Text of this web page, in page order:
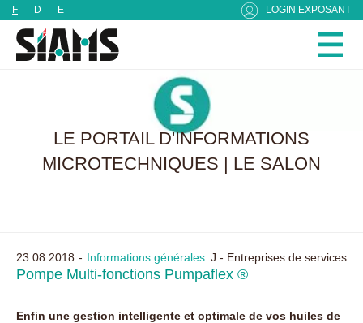
F D E LOGIN EXPOSANT
LE PORTAIL D'INFORMATIONS
MICROTECHNIQUES | LE SALON
23.08.2018 Informations générales J - Entreprises de services
Pompe Multi-fonctions Pumpaflex ®
Enfin une gestion intelligente et optimale de vos huiles de
Panneau de gestion des cookies